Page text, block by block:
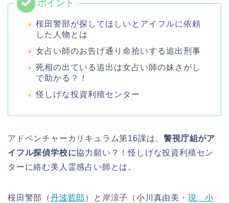
桜田警部が探してほしいとアイフルに依頼
した人物とは
女占い師のお告げ通り命拾いする追出刑事
死相の出ている追出は女占い師の妹さがし
で助かる？！
怪しげな投資利殖センター
アドベンチャーカリキュラム第16課は、警視庁組がア
イフル探偵学校に協力願い？！怪しげな投資利殖セン
ターに絡む美人霊感占い師とは。
桜田警部（丹波哲郎 ）と岸涼子（小川真由美・ 現 小